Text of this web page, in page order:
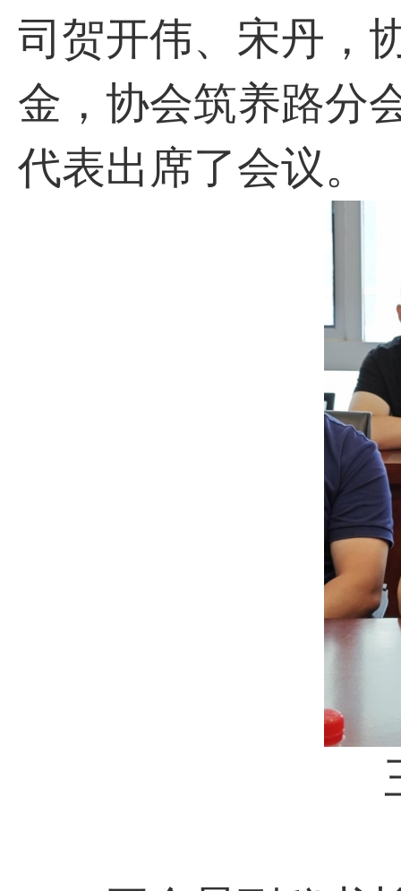
司贺开伟、宋丹，
金，协会筑养路分
代表出席了会议。
王